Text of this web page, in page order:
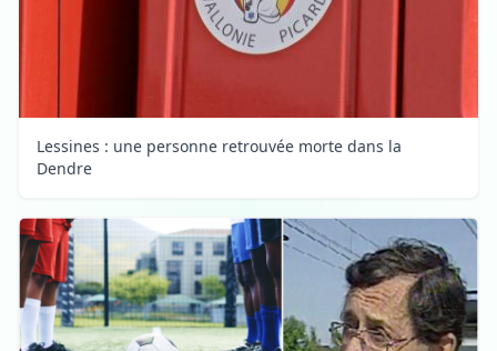
Lessines : une personne retrouvée morte dans la
Dendre